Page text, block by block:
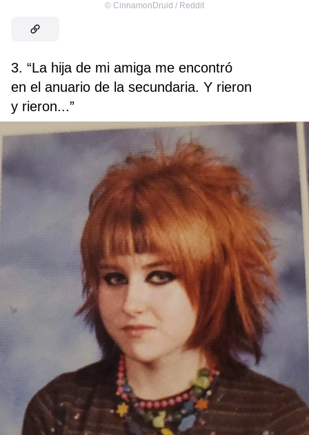
© CinnamonDruid / Reddit
3. “La hija de mi amiga me encontró
en el anuario de la secundaria. Y rieron
y rieron...”